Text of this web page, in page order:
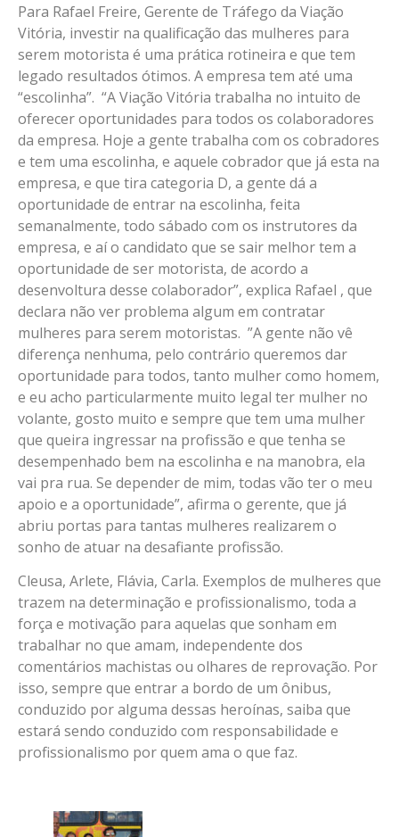
Para Rafael Freire, Gerente de Tráfego da Viação
Vitória, investir na qualificação das mulheres para
serem motorista é uma prática rotineira e que tem
legado resultados ótimos. A empresa tem até uma
“escolinha”. “A Viação Vitória trabalha no intuito de
oferecer oportunidades para todos os colaboradores
da empresa. Hoje a gente trabalha com os cobradores
e tem uma escolinha, e aquele cobrador que já esta na
empresa, e que tira categoria D, a gente dá a
oportunidade de entrar na escolinha, feita
semanalmente, todo sábado com os instrutores da
empresa, e aí o candidato que se sair melhor tem a
oportunidade de ser motorista, de acordo a
desenvoltura desse colaborador”, explica Rafael , que
declara não ver problema algum em contratar
mulheres para serem motoristas. ”A gente não vê
diferença nenhuma, pelo contrário queremos dar
oportunidade para todos, tanto mulher como homem,
e eu acho particularmente muito legal ter mulher no
volante, gosto muito e sempre que tem uma mulher
que queira ingressar na profissão e que tenha se
desempenhado bem na escolinha e na manobra, ela
vai pra rua. Se depender de mim, todas vão ter o meu
apoio e a oportunidade”, afirma o gerente, que já
abriu portas para tantas mulheres realizarem o
sonho de atuar na desafiante profissão.
Cleusa, Arlete, Flávia, Carla. Exemplos de mulheres que
trazem na determinação e profissionalismo, toda a
força e motivação para aquelas que sonham em
trabalhar no que amam, independente dos
comentários machistas ou olhares de reprovação. Por
isso, sempre que entrar a bordo de um ônibus,
conduzido por alguma dessas heroínas, saiba que
estará sendo conduzido com responsabilidade e
profissionalismo por quem ama o que faz.